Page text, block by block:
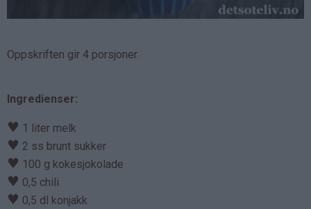
Oppskriften gir 4 porsjoner.
Ingredienser:
♥ 1 liter melk
♥ 2 ss brunt sukker
♥ 100 g kokesjokolade
♥ 0,5 chili
♥ 0,5 dl konjakk